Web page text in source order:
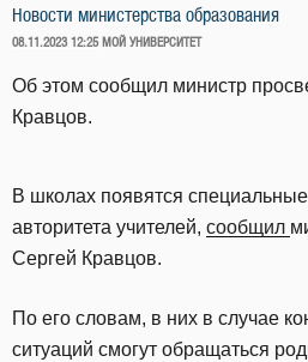
Новости министерства образования
ОПУБЛИКОВАНО
08.11.2023 12:25 МОЙ УНИВЕРСИТЕТ
Об этом сообщил министр
Кравцов.
В школах появятся
авторитета учителей, сообщил
Сергей Кравцов.
По его словам, в них в случае
ситуаций смогут обращаться